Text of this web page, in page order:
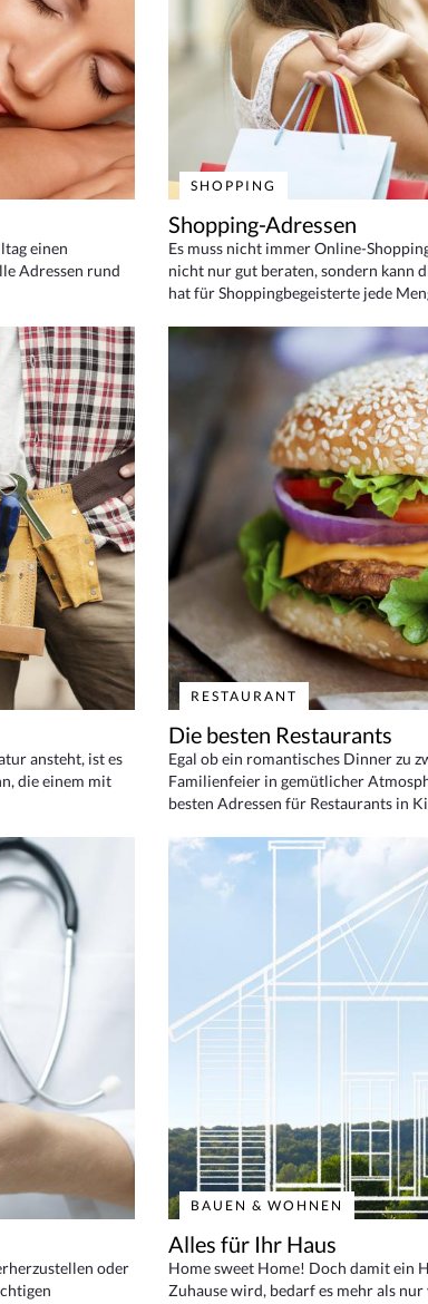
einen
Adressen rund
SHOPPING
Shopping-Adressen
Es muss nicht immer Online-
nicht nur gut beraten, sondern kann
hat für Shoppingbegeisterte jede
ansteht, ist es
die einem mit
RESTAURANT
Die besten Restaurants
Egal ob ein romantisches Dinner zu
Familienfeier in gemütlicher
besten Adressen für Restaurants in
oder
BAUEN & WOHNEN
Alles für Ihr Haus
Home sweet Home! Doch damit ein
Zuhause wird, bedarf es mehr als